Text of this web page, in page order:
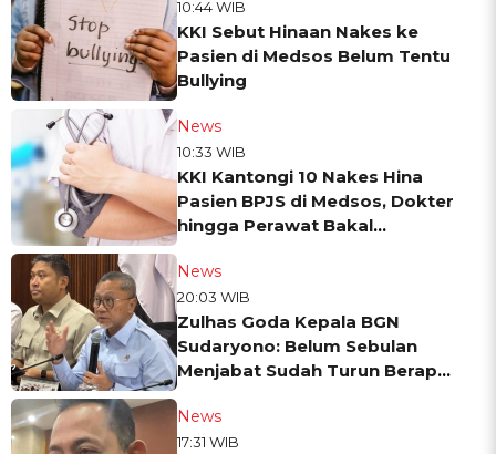
10:44 WIB
KKI Sebut Hinaan Nakes ke
Pasien di Medsos Belum Tentu
Bullying
News
10:33 WIB
KKI Kantongi 10 Nakes Hina
Pasien BPJS di Medsos, Dokter
hingga Perawat Bakal
News
20:03 WIB
Zulhas Goda Kepala BGN
Sudaryono: Belum Sebulan
Menjabat Sudah Turun Berapa
News
17:31 WIB